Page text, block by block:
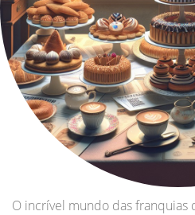
O incrível mundo das franquias